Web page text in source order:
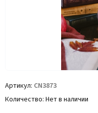
Артикул CN3873
Количество Нет в наличии